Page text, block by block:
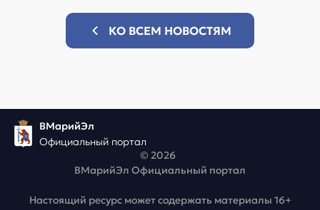
КО ВСЕМ НОВОСТЯМ
ВМарийЭл
Официальный портал
© 2026
ВМарийЭл Официальный портал
Настоящий ресурс может содержать материалы 16+